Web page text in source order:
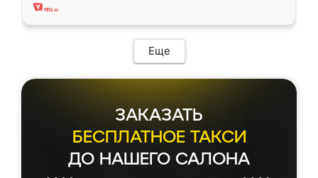
Еще
ЗАКАЗАТЬ
БЕСПЛАТНОЕ ТАКСИ
ДО НАШЕГО САЛОНА